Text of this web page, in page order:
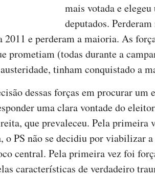
mais votada e
deputados.
2011 e perderam a maioria. As
prometiam (todas durante a
tinham conquistado a
dessas forças em procurar um
uma clara vontade do
que prevaleceu. Pela primeira
o PS não se decidiu por viabilizar
central. Pela primeira vez foi
características de verdadeiro